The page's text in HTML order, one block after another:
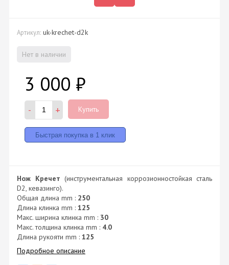
Артикул: uk-krechet-d2k
Нет в наличии
3 000 ₽
- + Купить
Нож Кречет (инструментальная коррозионностойкая сталь
D2, кевазинго).
Общая длина mm : 250
Длина клинка mm : 125
Макс. ширина клинка mm : 30
Макс. толщина клинка mm : 4.0
Длина рукояти mm : 125
Подробное описание